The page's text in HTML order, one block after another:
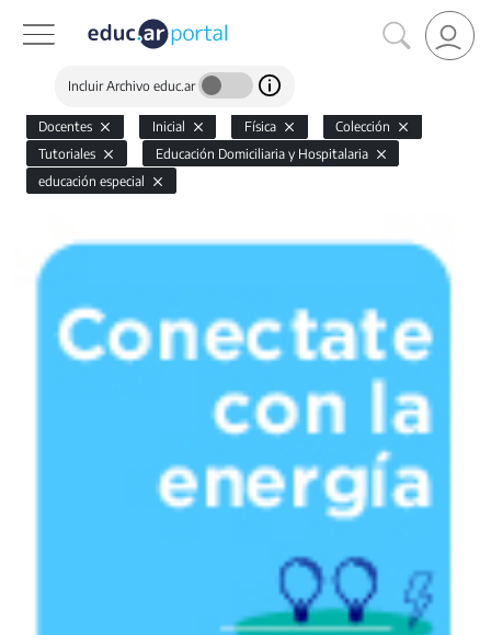
Incluir Archivo educ.ar
Docentes Inicial Física
Colección
Tutoriales
Educación Domiciliaria y Hospitalaria
educación especial